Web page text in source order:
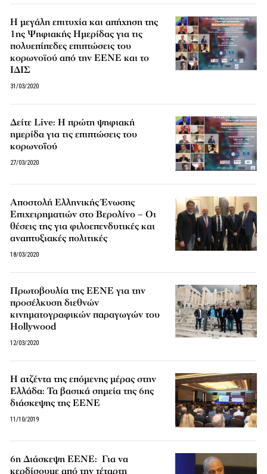
Η μεγάλη επιτυχία και απήχηση της
1ης Ψηφιακής Ημερίδας για τις
πολυεπίπεδες επιπτώσεις του
κορωνοϊού από την ΕΕΝΕ και το
ΙΔΙΣ
31/03/2020
Δείτε Live: H πρώτη ψηφιακή
ημερίδα για τις επιπτώσεις του
κορωνοΐού
27/03/2020
Αποστολή Ελληνικής Ένωσης
Επιχειρηματιών στο Βερολίνο – Οι
θέσεις της για φιλοεπενδυτικές και
αναπτυξιακές πολιτικές
18/03/2020
Πρωτοβουλία της ΕΕΝΕ για την
προσέλκυση διεθνών
κινηματογραφικών παραγωγών του
Hollywood
12/03/2020
H ατζέντα της επόμενης μέρας στην
Ελλάδα: Τα βασικά σημεία της 6ης
διάσκεψης της ΕΕΝΕ
11/10/2019
6η Διάσκεψη ΕΕΝΕ: Για να
κερδίσουμε από την τέταρτη